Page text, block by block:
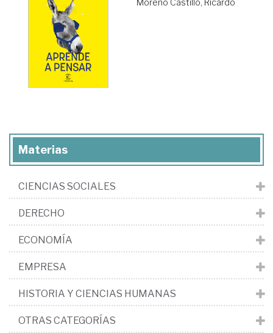
Materias
CIENCIAS SOCIALES
DERECHO
ECONOMÍA
EMPRESA
HISTORIA Y CIENCIAS HUMANAS
OTRAS CATEGORÍAS